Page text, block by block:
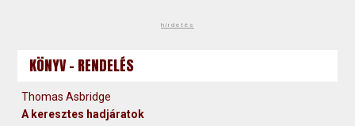
hirdetés
KÖNYV - RENDELÉS
Thomas Asbridge
A keresztes hadjáratok